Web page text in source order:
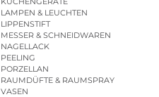
LAMPEN & LEUCHTEN
LIPPENSTIFT
MESSER & SCHNEIDWAREN
NAGELLACK
PEELING
PORZELLAN
RAUMDÜFTE & RAUMSPRAY
VASEN